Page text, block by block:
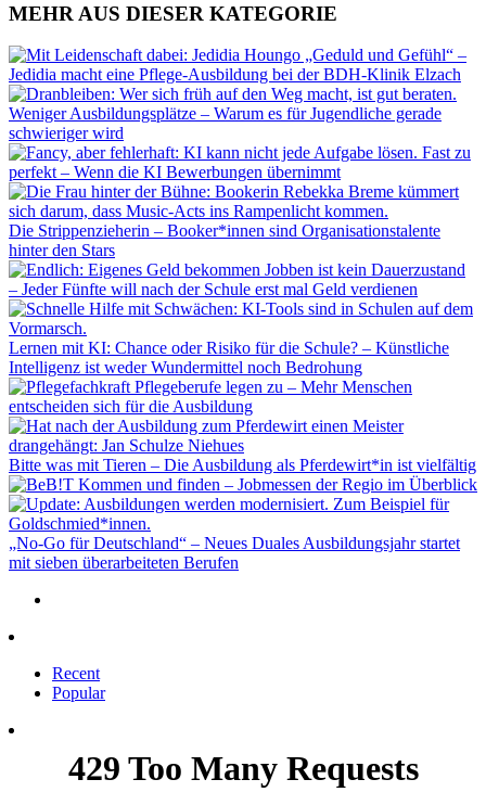
MEHR AUS DIESER KATEGORIE
„Geduld und Gefühl“ –
Jedidia macht eine Pflege-Ausbildung bei der BDH-Klinik Elzach
Weniger Ausbildungsplätze – Warum es für Jugendliche gerade
schwieriger wird
Fast zu
perfekt – Wenn die KI Bewerbungen übernimmt
Die Strippenzieherin – Booker*innen sind Organisationstalente
hinter den Stars
Jobben ist kein Dauerzustand
– Jeder Fünfte will nach der Schule erst mal Geld verdienen
Lernen mit KI: Chance oder Risiko für die Schule? – Künstliche
Intelligenz ist weder Wundermittel noch Bedrohung
Pflegeberufe legen zu – Mehr Menschen
entscheiden sich für die Ausbildung
Bitte was mit Tieren – Die Ausbildung als Pferdewirt*in ist vielfältig
Kommen und finden – Jobmessen der Regio im Überblick
„No-Go für Deutschland“ – Neues Duales Ausbildungsjahr startet
mit sieben überarbeiteten Berufen
Recent
Popular